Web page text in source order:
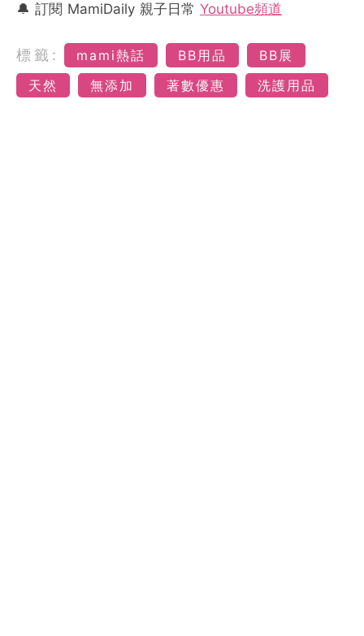
🔔 訂閱 MamiDaily 親子日常 Youtube頻道
標籤: mami熱話 BB用品
BB展
天然
無添加 著數優惠 洗護用品